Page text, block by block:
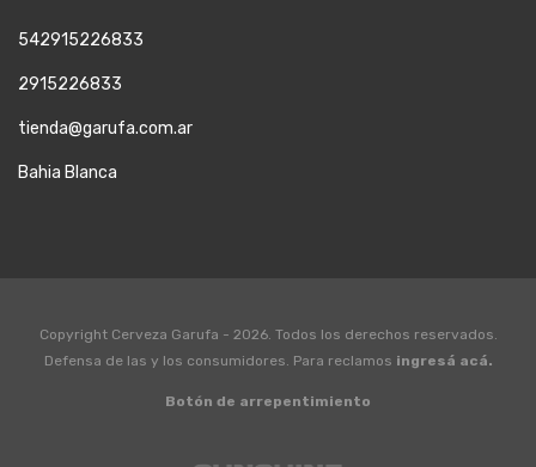
542915226833
2915226833
tienda@garufa.com.ar
Bahia Blanca
Copyright Cerveza Garufa - 2026. Todos los derechos reservados.
Defensa de las y los consumidores. Para reclamos ingresá acá.
Botón de arrepentimiento